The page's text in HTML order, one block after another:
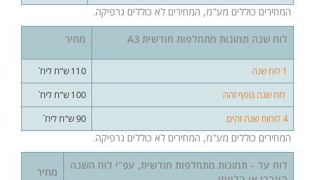
המחירים כוללים מע"מ, המחירים לא כוללים גרפיקה.
לוח שנה תמונות מתחלפות חודשית A3 מחיר
1 לוח שנה
110 ש"ח ליח`
לוח שנה נוסף זהה
100 ש"ח ליח`
4 לוחות שנה זהים
90 ש"ח ליח`
המחירים כוללים מע"מ, המחירים לא כוללים גרפיקה.
לוח עד - תמונות מתחלפות חודשית, עפ"י לוח השנה
מחיר